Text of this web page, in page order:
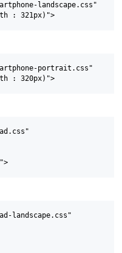
landscape.css"
portrait.css"
landscape.css"